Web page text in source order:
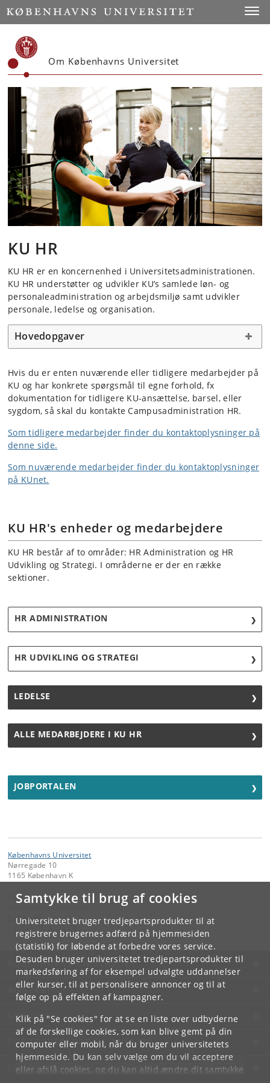
Samtykke til brug af cookies
Universitetet bruger tredjepartsprodukter til at
registrere brugernes adfærd på hjemmesiden
(statistik) for løbende at forbedre vores service.
Desuden bruger universitetet tredjepartsprodukter til
markedsføring af for eksempel udvalgte uddannelser
eller kurser, til at personalisere annoncer og til at
følge op på effekten af kampagner.
Klik på "Se cookies" for at se en liste over udbyderne
af de forskellige cookies, som kan blive gemt på din
computer eller mobil, når du bruger universitetets
hjemmeside. Du kan selv vælge om du vil acceptere
eller afslå cookies, og du kan altid ændre dit samtykke
Start
Om Københavns Universitet
KU HR
KU HR er en koncernenhed i Universitetsadministrationen.
KU HR understøtter og udvikler KU’s samlede løn- og
personaleadministration og arbejdsmiljø samt udvikler
personale, ledelse og organisation.
Hovedopgaver
Hvis du er enten nuværende eller tidligere medarbejder på
KU og har konkrete spørgsmål til egne forhold, fx
dokumentation for tidligere KU-ansættelse, barsel, eller
sygdom, så skal du kontakte Campusadministration HR.
Som tidligere medarbejder finder du kontaktoplysninger på
denne side.
Som nuværende medarbejder finder du kontaktoplysninger
på KUnet.
KU HR's enheder og medarbejdere
KU HR består af to områder: HR Administration og HR
Udvikling og Strategi. I områderne er der en række
sektioner.
HR ADMINISTRATION
HR UDVIKLING OG STRATEGI
LEDELSE
ALLE MEDARBEJDERE I KU HR
JOBPORTALEN
Københavns Universitet
Nørregade 10
1165 København K
Kontakt:
Københavns Universitet
@ku.dk
KØBENHAVNS UNIVERSITET
KONTAKT
SERVICES
FOR STUDERENDE OG ANSATTE
JOB OG KARRIERE